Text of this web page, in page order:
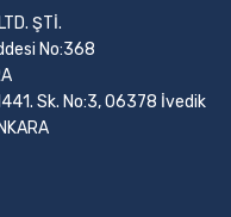
ŞTİ.
No:368
Sk. No:3, 06378 İvedik